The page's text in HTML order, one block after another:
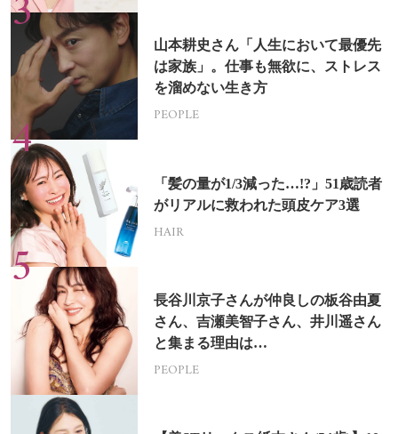
山本耕史さん「人生において最優先
は家族」。仕事も無欲に、ストレス
を溜めない生き方
PEOPLE
「髪の量が1/3減った…!?」51歳読者
がリアルに救われた頭皮ケア3選
HAIR
長谷川京子さんが仲良しの板谷由夏
さん、吉瀬美智子さん、井川遥さん
と集まる理由は…
PEOPLE